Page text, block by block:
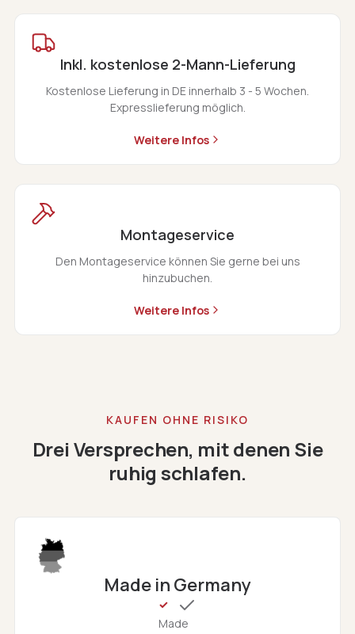
Inkl. kostenlose 2-Mann-Lieferung
Kostenlose Lieferung in DE innerhalb 3 - 5 Wochen.
Expresslieferung möglich.
Weitere Infos
Montageservice
Den Montageservice können Sie gerne bei uns
hinzubuchen.
Weitere Infos
KAUFEN OHNE RISIKO
Drei Versprechen, mit denen Sie
ruhig schlafen.
Made in Germany
Made